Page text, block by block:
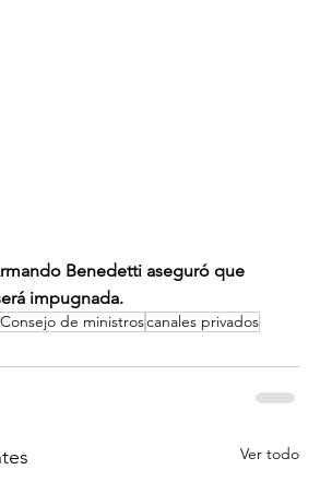
Benedetti aseguró que
impugnada.
Consejo de ministroscanales privados
Ver todo